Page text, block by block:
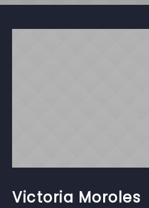
Victoria Moroles